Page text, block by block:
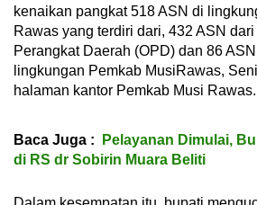
kenaikan pangkat 518 ASN di
Rawas yang terdiri dari, 432 ASN
Perangkat Daerah (OPD) dan 86
lingkungan Pemkab MusiRawas,
halaman kantor Pemkab Musi Rawas.
Baca Juga :
Pelayanan Dimulai,
di RS dr Sobirin Muara Beliti